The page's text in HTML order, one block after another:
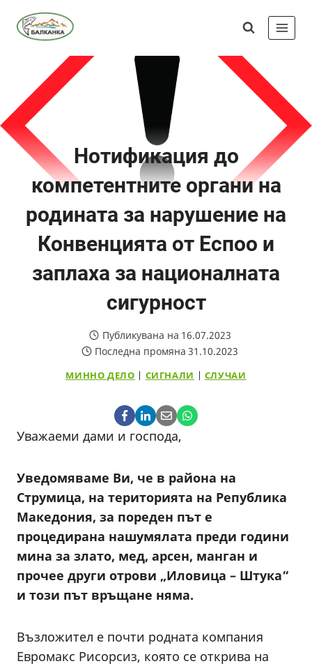
Нотификация до
компетентните органи на
родината за нарушение на
Конвенцията от Еспоо и
заплаха за националната
сигурност
Публикувана на 16.07.2023
Последна промяна 31.10.2023
МИННО ДЕЛО | СИГНАЛИ | СЛУЧАИ
Уважаеми дами и господа,
Уведомяваме Ви, че в района на
Струмица, на територията на Република
Македония, за пореден път е
процедирана нашумялата преди години
мина за злато, мед, арсен, манган и
прочее други отрови „Иловица – Штука“
и този път връщане няма.
Възложител е почти родната компания
Евромакс Рисорсиз, която се открива на